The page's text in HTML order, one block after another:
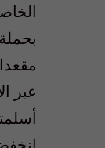
عبر